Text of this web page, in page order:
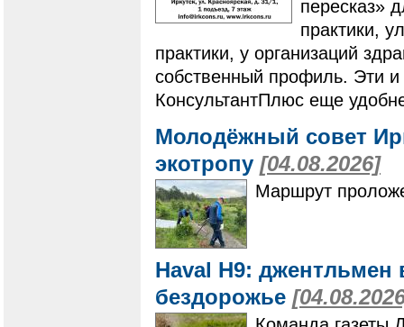
пересказ»
практики,
практики, у организаций
собственный профиль. Эти
КонсультантПлюс еще
Молодёжный совет
экотропу [04.08.2026]
Маршрут
Haval H9: джентльмен
бездорожье